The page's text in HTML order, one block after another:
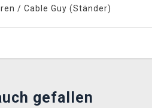
/ Cable Guy (Ständer)
gefallen